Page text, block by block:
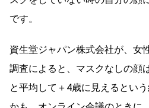
です。
資生堂ジャパン株式会社が、女
調査によると、マスクなしの顔
と平均して＋4歳に見えるとい